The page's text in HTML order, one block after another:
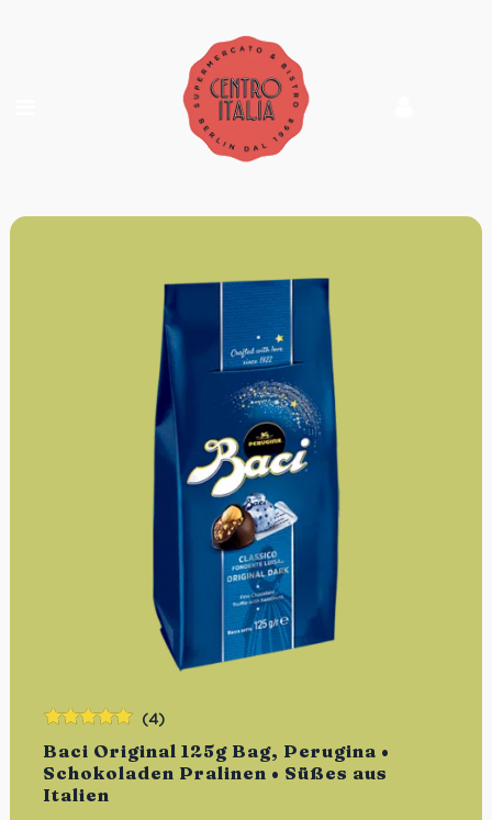
Baci Original 125g Bag, Perugina •
Schokoladen Pralinen • Süßes aus
Italien
(4)
mit5.00von
5